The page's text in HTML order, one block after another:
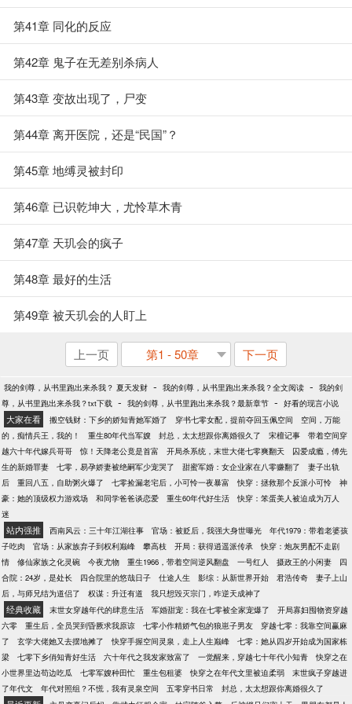
第41章 同化的反应
第42章 鬼子在无差别杀病人
第43章 变故出现了，尸变
第44章 离开医院，还是“民国”？
第45章 地缚灵被封印
第46章 已识乾坤大，尤怜草木青
第47章 天玑会的疯子
第48章 最好的生活
第49章 被天玑会的人盯上
上一页 第1 - 50章 下一页
我的剑尊，从书里跑出来杀我？ 夏天发财 - 我的剑尊，从书里跑出来杀我？全文阅读 - 我的剑
尊，从书里跑出来杀我？txt下载 - 我的剑尊，从书里跑出来杀我？最新章节 - 好看的现言小说
大家在看 搬空钱财：下乡的娇知青她军婚了 穿书七零女配，提前夺回玉佩空间
空间，万能
的，痴情兵王，我的！
重生80年代当军嫂 封总，太太想跟你离婚很久了 宋檀记事
带着空间穿
越六十年代嫁兵哥哥
惊！天降老公竟是首富 开局杀系统，末世大佬七零爽翻天
囚爱成瘾，傅先
生的新婚罪妻
七零，易孕娇妻被绝嗣军少宠哭了 甜蜜军婚：女企业家在八零赚翻了
妻子出轨
后
重回八五，自助粥火爆了 七零捡漏老宅后，小可怜一夜暴富 快穿：拯救那个反派小可怜
神
豪：她的顶级权力游戏场
和同学爸爸谈恋爱 重生60年代好生活
快穿：笨蛋美人被迫成为万人
迷
站内强推 西南风云：三十年江湖往事 官场：被贬后，我强大身世曝光
年代1979：带着老婆孩
子吃肉
官场：从家族弃子到权利巅峰 攀高枝 开局：获得逍遥派传承
快穿：炮灰男配不走剧
情
修仙家族之化灵碗 今夜尤物 重生1966，带着空间逆风翻盘 一号红人 摄政王的小闲妻
四
合院：24岁，是处长
四合院里的悠哉日子 仕途人生 影综：从新世界开始 君浩传奇
妻子上山
后，与师兄结为道侣了
权谋：升迁有道 我只想毁灭宗门，咋逆天成神了
经典收藏 末世女穿越年代的肆意生活 军婚甜宠：我在七零被全家宠爆了
开局寡妇囤物资穿越
六零
重生后，全员哭到昏厥求我原谅 七零小作精娇气包的狼崽子男友
穿越七零：我靠空间赢麻
了
玄学大佬她又去摆地摊了 快穿手握空间灵泉，走上人生巅峰
七零：她从四岁开始成为国家栋
梁
七零下乡俏知青好生活 六十年代之我发家致富了 一觉醒来，穿越七十年代小知青
快穿之在
小世界里边苟边吃瓜
七零军嫂种田忙 重生包租婆 快穿之在年代文里被迫柔弱
末世疯子穿越进
了年代文
年代对照组？不慌，我有灵泉空间 五零穿书日常 封总，太太想跟你离婚很久了